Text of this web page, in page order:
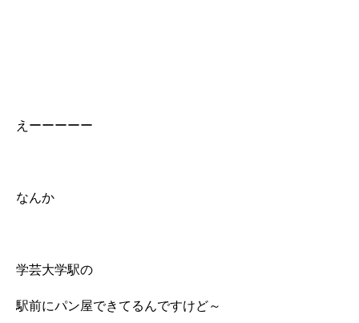
えーーーーー
なんか
学芸大学駅の
駅前にパン屋できてるんですけど～